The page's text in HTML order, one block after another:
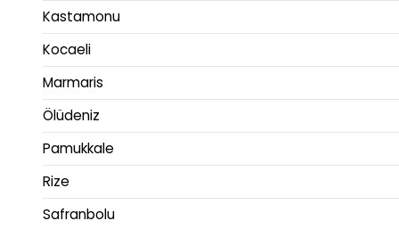
Kastamonu
Kocaeli
Marmaris
Ölüdeniz
Pamukkale
Rize
Safranbolu